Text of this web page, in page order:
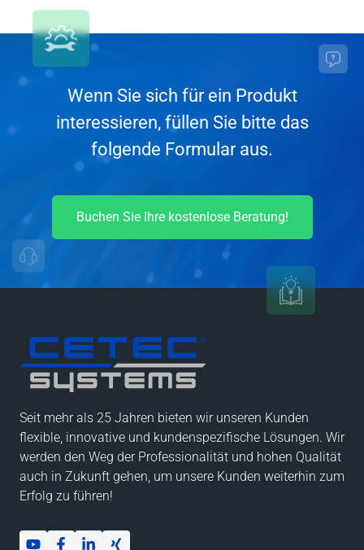
Wenn Sie sich für ein Produkt
interessieren, füllen Sie bitte das
folgende Formular aus.
Buchen Sie Ihre kostenlose Beratung!
Seit mehr als 25 Jahren bieten wir unseren Kunden
flexible, innovative und kundenspezifische Lösungen. Wir
werden den Weg der Professionalität und hohen Qualität
auch in Zukunft gehen, um unsere Kunden weiterhin zum
Erfolg zu führen!